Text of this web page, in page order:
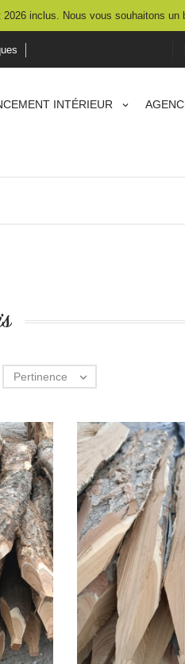
inclus. Nous vous souhaitons
INTÉRIEUR
Pertinence 